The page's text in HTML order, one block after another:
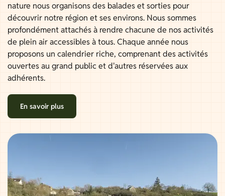
nature nous organisons des balades et sorties pour
découvrir notre région et ses environs. Nous sommes
profondément attachés à rendre chacune de nos activités
de plein air accessibles à tous. Chaque année nous
proposons un calendrier riche, comprenant des activités
ouvertes au grand public et d'autres réservées aux
adhérents.
En savoir plus